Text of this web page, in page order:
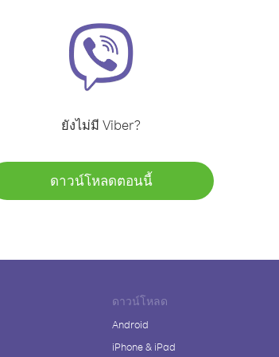
ยังไม่มี Viber?
ดาวน์โหลดตอนนี้
ดาวน์โหลด
Android
iPhone & iPad